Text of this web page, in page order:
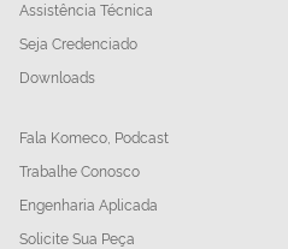
Assistência Técnica
Seja Credenciado
Downloads
Fala Komeco, Podcast
Trabalhe Conosco
Engenharia Aplicada
Solicite Sua Peça